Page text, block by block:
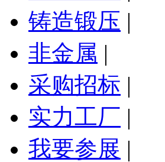
铸造锻压 |
非金属 |
采购招标 |
实力工厂 |
我要参展 |